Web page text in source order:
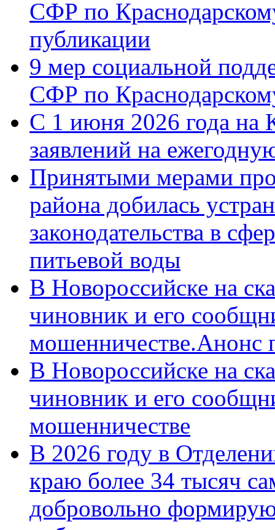
СФР по
публикации
9 мер социальной
СФР по
С 1 июня 2026 года на
заявлений на
Принятыми мерами
района добилась
законодательства в
питьевой воды
В Новороссийске на
чиновник и его
мошенничестве.Анонс
В Новороссийске на
чиновник и его
мошенничестве
В 2026 году в
краю более 34 тысяч
добровольно